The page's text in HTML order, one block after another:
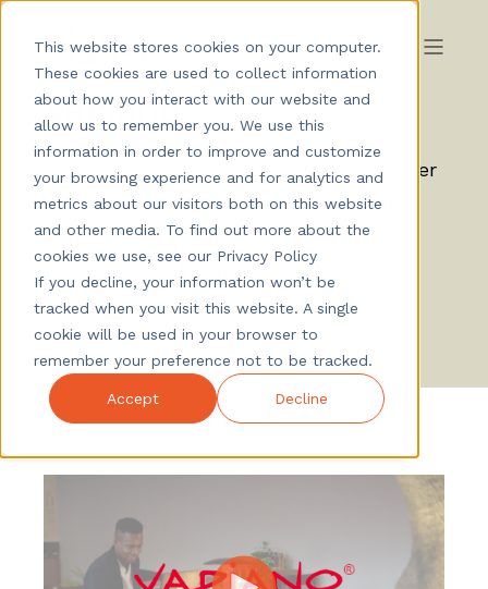
This website stores cookies on your computer.
These cookies are used to collect information
about how you interact with our website and
allow us to remember you. We use this
information in order to improve and customize
your browsing experience and for analytics and
metrics about our visitors both on this website
and other media. To find out more about the
cookies we use, see our Privacy Policy
If you decline, your information won’t be
tracked when you visit this website. A single
cookie will be used in your browser to
remember your preference not to be tracked.
Accept Decline
Vapiano
Videofrågorna, automatiserade funktioner
och mallarna är några bland de mest
uppskattade egenskaperna med Higher
för Gauthier på Vapiano.
Hör honom
berätta själv här nedan.